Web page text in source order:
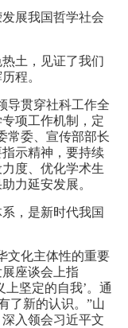
展我国哲学社会
土，见证了我们
程。
导贯穿社科工作全
项工作机制，定
常委、宣传部部长
示精神，要持续
度、优化学术生
力延安发展。
，是新时代我国
文化主体性的重要
座谈会上指
坚定的自我’。通
了新的认识。”山
入领会习近平文